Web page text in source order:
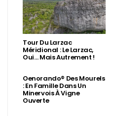
Tour Du Larzac
Méridional : Le Larzac,
Oui… Mais Autrement !
Oenorando® Des Mourels
: En Famille Dans Un
Minervois À Vigne
Ouverte